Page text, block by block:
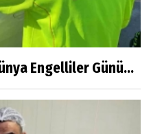
Engelliler Günü...